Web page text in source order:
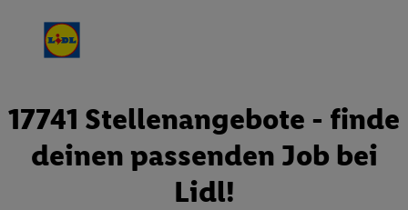
17741 Stellenangebote - finde
deinen passenden Job bei
Lidl!